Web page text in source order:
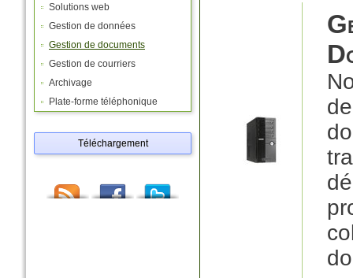
Solutions web
Gestion de données
Gestion de documents
Gestion de courriers
Archivage
Plate-forme téléphonique
Téléchargement